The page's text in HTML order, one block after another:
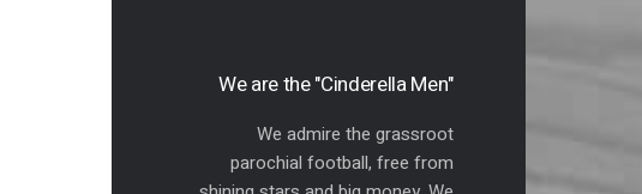
"We are the "Cinderella Men
We admire the grassroot
parochial football, free from